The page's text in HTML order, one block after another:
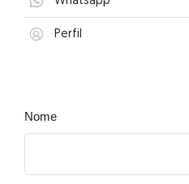
Perfil
Nome